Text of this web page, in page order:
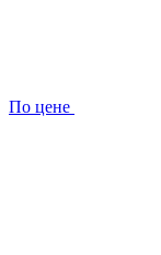
По цене